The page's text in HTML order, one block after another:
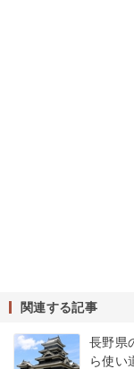
関連する記事
長野県
ら使い